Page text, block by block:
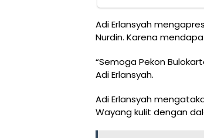
Adi Erlansyah
Nurdin. Karena
“Semoga Pekon
Adi Erlansyah.
Adi Erlansyah
Wayang kulit dengan